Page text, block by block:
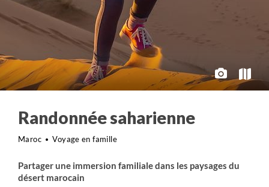
Randonnée saharienne
Maroc Voyage en famille
Partager une immersion familiale dans les paysages du
désert marocain